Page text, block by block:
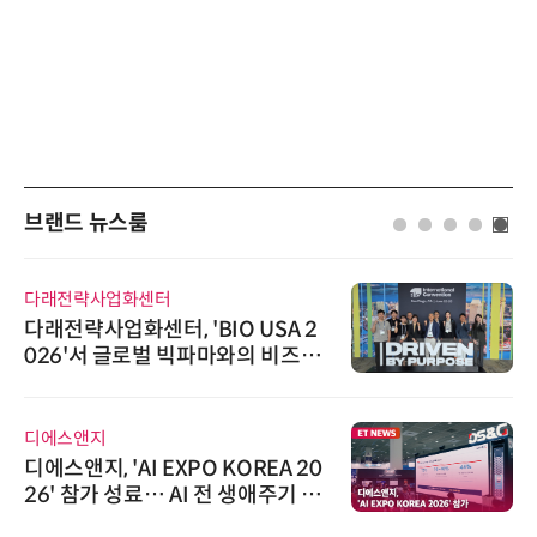
브랜드 뉴스룸
다래전략사업화센터
다래전략사업화센터, 'BIO USA 2
026'서 글로벌 빅파마와의 비즈니
디에스앤지
디에스앤지, 'AI EXPO KOREA 20
26' 참가 성료… AI 전 생애주기 아